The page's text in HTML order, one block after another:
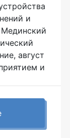
и
август
и